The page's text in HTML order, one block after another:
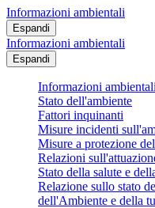
Informazioni ambientali
Espandi
Informazioni ambientali
Espandi
Informazioni ambientali
Stato dell'ambiente
Fattori inquinanti
Misure incidenti
Misure a protezione
Relazioni
Stato della salute e
Relazione sullo stato
dell'Ambiente e della